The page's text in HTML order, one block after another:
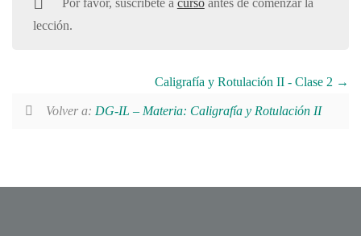
Por favor, suscríbete a cursoantes de comenzar la
lección.
Caligrafía y Rotulación II - Clase 2
Volver a: DG-IL – Materia: Caligrafía y Rotulación II